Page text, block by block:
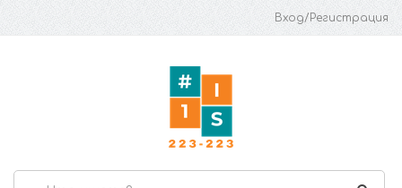
Вход/Регистрация